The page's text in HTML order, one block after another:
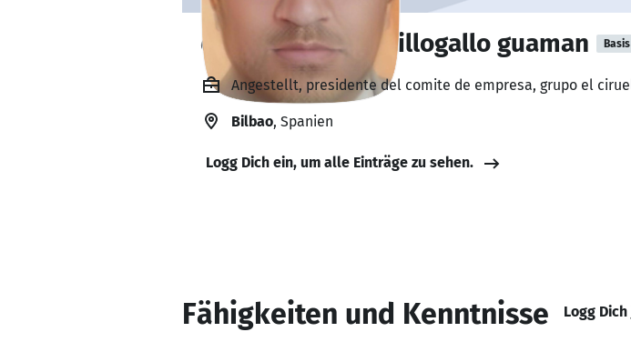
cesar oswaldo chillogallo guaman Basis
Angestellt, presidente del comite de empresa, grupo el
Bilbao, Spanien
Logg Dich ein, um alle Einträge zu sehen.
Fähigkeiten und Kenntnisse Logg